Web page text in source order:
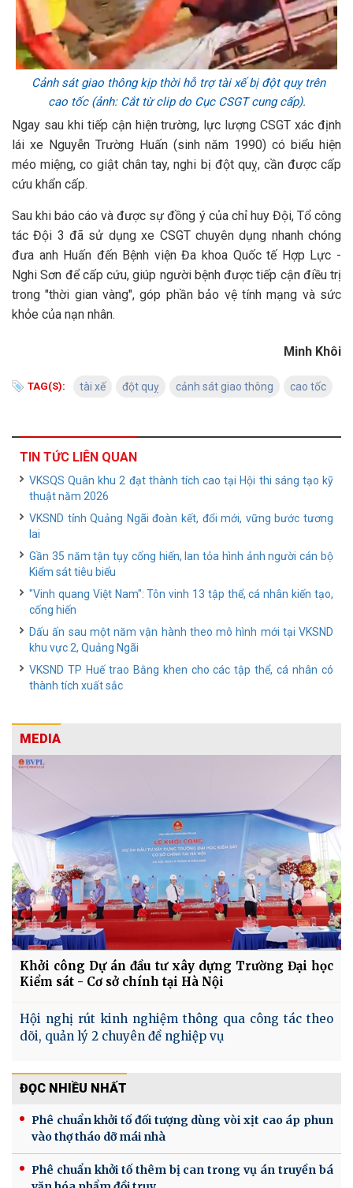
Cảnh sát giao thông kịp thời hỗ trợ tài xế bị đột quỵ trên
cao tốc (ảnh: Cắt từ clip do Cục CSGT cung cấp).
Ngay sau khi tiếp cận hiện trường, lực lượng CSGT xác định
lái xe Nguyễn Trường Huấn (sinh năm 1990) có biểu hiện
méo miệng, co giật chân tay, nghi bị đột quỵ, cần được cấp
cứu khẩn cấp.
Sau khi báo cáo và được sự đồng ý của chỉ huy Đội, Tổ công
tác Đội 3 đã sử dụng xe CSGT chuyên dụng nhanh chóng
đưa anh Huấn đến Bệnh viện Đa khoa Quốc tế Hợp Lực -
Nghi Sơn để cấp cứu, giúp người bệnh được tiếp cận điều trị
trong "thời gian vàng", góp phần bảo vệ tính mạng và sức
khỏe của nạn nhân.
Minh Khôi
TAG(S): tài xế đột quỵ cảnh sát giao thông cao tốc
TIN TỨC LIÊN QUAN
VKSQS Quân khu 2 đạt thành tích cao tại Hội thi sáng tạo kỹ
thuật năm 2026
VKSND tỉnh Quảng Ngãi đoàn kết, đổi mới, vững bước tương
lai
Gần 35 năm tận tụy cống hiến, lan tỏa hình ảnh người cán bộ
Kiểm sát tiêu biểu
"Vinh quang Việt Nam": Tôn vinh 13 tập thể, cá nhân kiến tạo,
cống hiến
Dấu ấn sau một năm vận hành theo mô hình mới tại VKSND
khu vực 2, Quảng Ngãi
VKSND TP Huế trao Bằng khen cho các tập thể, cá nhân có
thành tích xuất sắc
MEDIA
Khởi công Dự án đầu tư xây dựng Trường Đại học
Kiểm sát - Cơ sở chính tại Hà Nội
Hội nghị rút kinh nghiệm thông qua công tác theo
dõi, quản lý 2 chuyên đề nghiệp vụ
ĐỌC NHIỀU NHẤT
Phê chuẩn khởi tố đối tượng dùng vòi xịt cao áp phun
vào thợ tháo dỡ mái nhà
Phê chuẩn khởi tố thêm bị can trong vụ án truyền bá